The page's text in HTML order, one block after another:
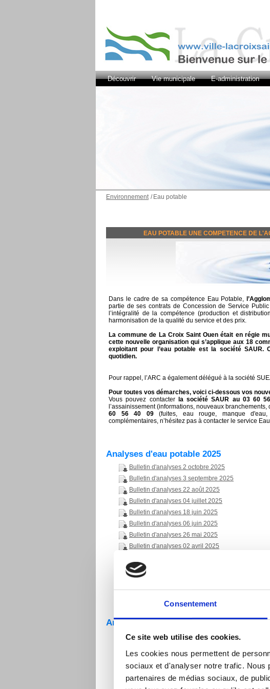
Consentement
Ce site web utilise des cookies.
Les cookies nous permettent de
sociaux et d'analyser notre trafic. Nous
partenaires de médias sociaux, de
Découvrir Vie municipale E-administration
Environnement / Eau potable
EAU POTABLE UNE COMPETENCE DE
Dans le cadre de sa compétence Eau Potable,
partie de ses contrats de Concession de Service
l’intégralité de la compétence (production et
harmonisation de la qualité du service et des prix.
La commune de La Croix Saint Ouen était en régie
cette nouvelle organisation qui s’applique aux 18
exploitant pour l’eau potable est la société
quotidien.
Pour rappel, l’ARC a également délégué à la société
Pour toutes vos démarches, voici ci-dessous vos
Vous pouvez contacter
la société SAUR au 03 60
l’assainissement (informations, nouveaux
60 56 40 09(fuites, eau rouge, manque d'eau,
complémentaires, n’hésitez pas à contacter le service
Analyses d'eau potable 2025
Bulletin d'analyses 2 octobre 2025
Bulletin d'analyses 3 septembre 2025
Bulletin d'analyses 22 août 2025
Bulletin d'analyses 04 juillet 2025
Bulletin d'analyses 18 juin 2025
Bulletin d'analyses 06 juin 2025
Bulletin d'analyses 26 mai 2025
Bulletin d'analyses 02 avril 2025
Bulletin d'analyses 11 février 2025
Bulletin d'analyses 22 février 2025
Bulletin d'analyses 24 janvier 2025
Analyses d'eau potable 2024
Bulletin d'analyses 16 décembre 2024
Bulletin d'analyses 06 septembre 2024
Bulletin d'analyses lundi 26 août 2024
Bulletin d'analyses 12 août 2024